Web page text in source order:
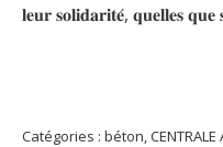
𝐥𝐞𝐮𝐫 𝐬𝐨𝐥𝐢𝐝𝐚𝐫𝐢𝐭𝐞́, 𝐪𝐮𝐞𝐥𝐥𝐞𝐬 𝐪𝐮𝐞
Catégories : béton CENTRALE